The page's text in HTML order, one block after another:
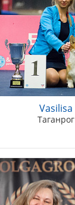
Vasilisa
Таганрог